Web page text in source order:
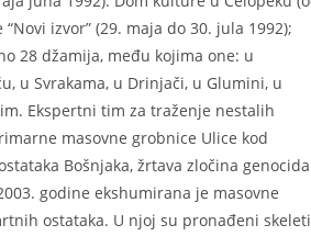
izvor” (29. maja do 30. jula 1992);
28 džamija, među kojima one: u
u Svrakama, u Drinjači, u Glumini, u
Ekspertni tim za traženje nestalih
masovne grobnice Ulice kod
Bošnjaka, žrtava zločina genocida
godine ekshumirana je masovne
ostataka. U njoj su pronađeni skeleti